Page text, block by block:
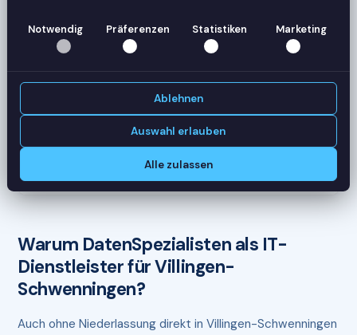
RDS-SRV01
18 Sessions
Mandant: Steuerkanzlei — DATEV & Office Apps
Warum DatenSpezialisten als IT-
Dienstleister für Villingen-
Schwenningen?
Auch ohne Niederlassung direkt in Villingen-Schwenningen
Notwendig Präferenzen Statistiken Marketing
Ablehnen
Auswahl erlauben
Alle zulassen